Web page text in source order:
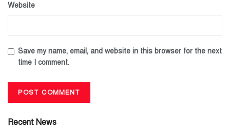
Website
Save my name, email, and website in this browser for the next
time I comment.
Recent News